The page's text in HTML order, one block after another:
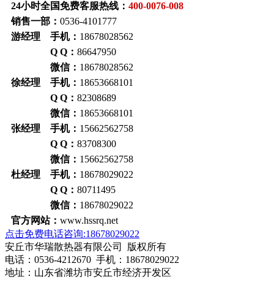
24小时全国免费客服热线： 400-0076-008
销售一部： 0536-4101777
游经理 手机： 18678028562
Q Q： 86647950
微信： 18678028562
徐经理 手机： 18653668101
Q Q： 82308689
微信： 18653668101
张经理 手机： 15662562758
Q Q： 83708300
微信： 15662562758
杜经理 手机： 18678029022
Q Q： 80711495
微信： 18678029022
官方网站： www.hssrq.net
点击免费电话咨询:18678029022
安丘市华瑞散热器有限公司 版权所有
电话：0536-4212670 手机：18678029022
地址：山东省潍坊市安丘市经济开发区